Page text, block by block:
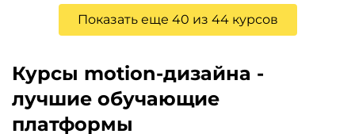
Показать еще 40 из 44 курсов
Курсы motion-дизайна -
лучшие обучающие
платформы